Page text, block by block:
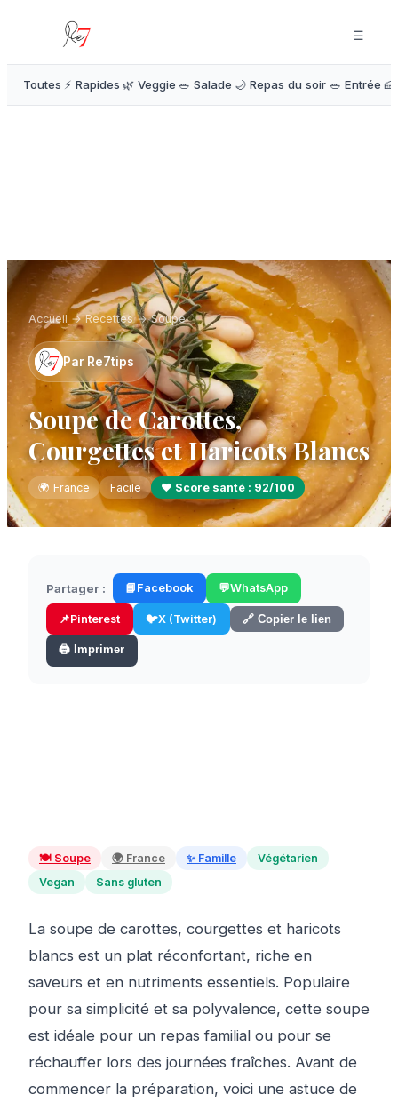
☰
Toutes ⚡ Rapides 🌿 Veggie 🥗 Salade 🌙 Repas du soir 🥗 Entrée
Accueil → Recettes→Soupe
Par Re7tips
Soupe de Carottes,
Courgettes et Haricots Blancs
🌍 France Facile ❤️ Score santé : 92/100
Partager : 📘 Facebook 💬WhatsApp
📌Pinterest 🐦X (Twitter) 🔗 Copier le lien
🖨️ Imprimer
🍽️ Soupe 🌍 France ✨ Famille
Végétarien
Vegan
Sans gluten
La soupe de carottes, courgettes et haricots
blancs est un plat réconfortant, riche en
saveurs et en nutriments essentiels. Populaire
pour sa simplicité et sa polyvalence, cette soupe
est idéale pour un repas familial ou pour se
réchauffer lors des journées fraîches. Avant de
commencer la préparation, voici une astuce de